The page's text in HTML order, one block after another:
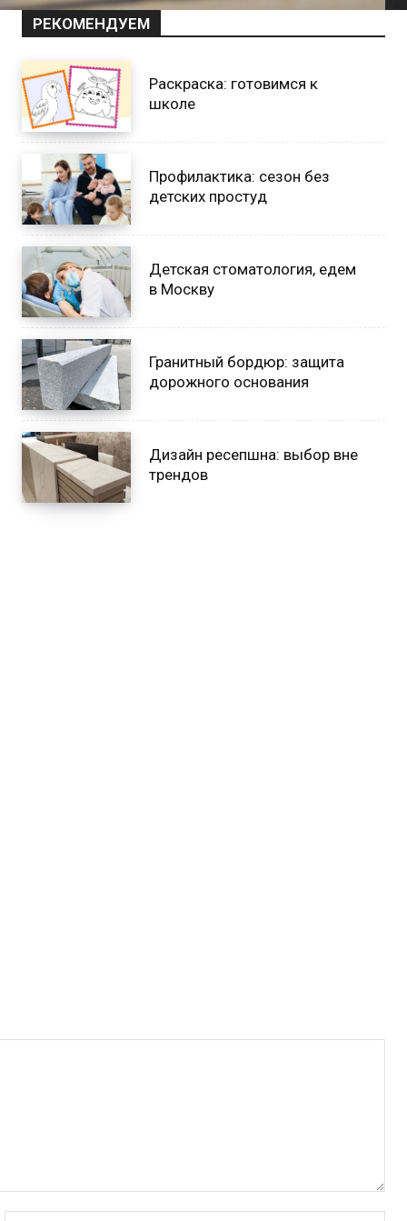
РЕКОМЕНДУЕМ
Раскраска: готовимся к
школе
Профилактика: сезон без
детских простуд
Детская стоматология, едем
в Москву
Гранитный бордюр: защита
дорожного основания
Дизайн ресепшна: выбор вне
трендов